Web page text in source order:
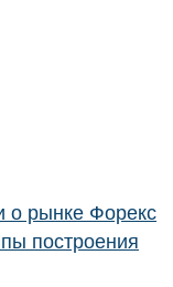
о рынке Форекс
построения